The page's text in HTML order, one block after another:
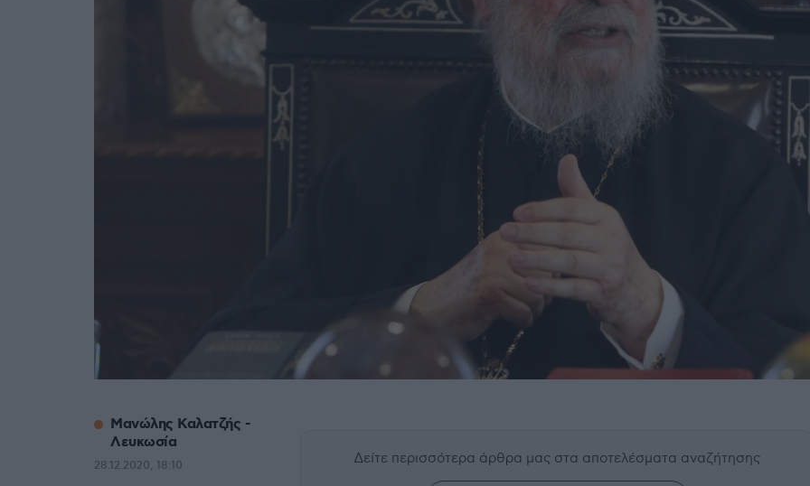
Δείτε περισσότερα άρθρα μας στα αποτελέσματα αναζήτησης
Μανώλης Καλατζής -
Λευκωσία
28.12.2020, 18:10